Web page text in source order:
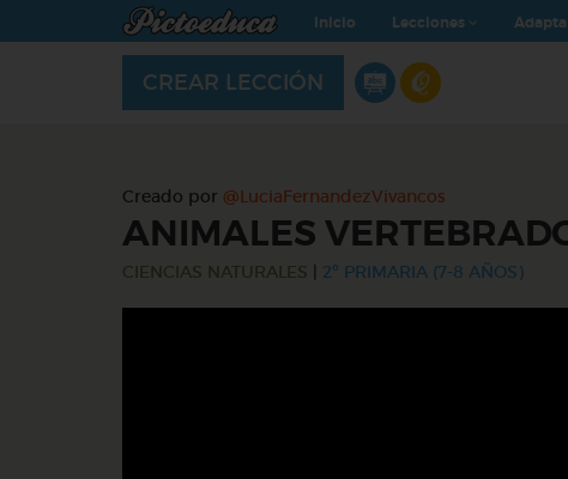
Inicio Lecciones Adapta
CREAR LECCIÓN
Creado por @LuciaFernandezVivancos
ANIMALES
CIENCIAS NATURALES 2º PRIMARIA (7-8 AÑOS)